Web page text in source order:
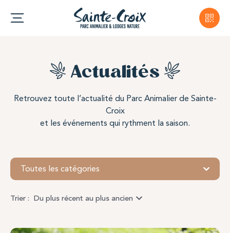
Actualités
Retrouvez toute l’actualité du Parc Animalier de Sainte-
Croix
et les événements qui rythment la saison.
Toutes les catégories
Trier : Du plus récent au plus ancien